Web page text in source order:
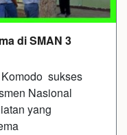
di SMAN 3
sukses
Nasional
yang